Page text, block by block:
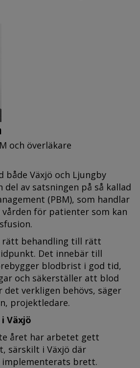
och överläkare
både Växjö och Ljungby
del av satsningen på så kallad
(PBM), som handlar
för patienter som kan
rätt behandling till rätt
Det innebär till
blodbrist i god tid,
och säkerställer att blod
det verkligen behövs, säger
projektledare.
Växjö
året har arbetet gett
särskilt i Växjö där
brett.